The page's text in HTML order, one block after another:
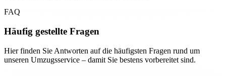
FAQ
Häufig gestellte Fragen
Hier finden Sie Antworten auf die häufigsten Fragen rund um
unseren Umzugsservice – damit Sie bestens vorbereitet sind.